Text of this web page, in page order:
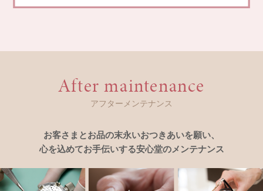
After maintenance
アフターメンテナンス
お客さまとお品の末永いおつきあいを願い、
心を込めてお手伝いする安心堂のメンテナンス